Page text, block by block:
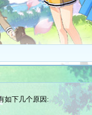
如下几个原因: